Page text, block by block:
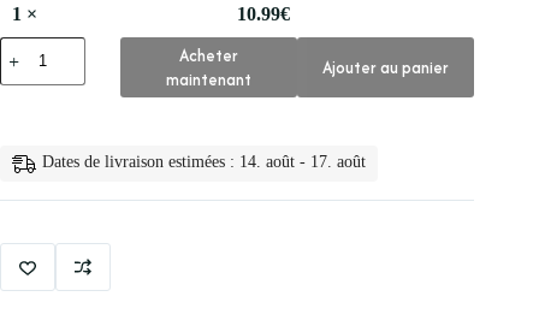
1 × 10.99€
quantité
de
💅
en
Acheter
maintenant
Ajouter au panier
Dates de livraison estimées : 14. août - 17. août